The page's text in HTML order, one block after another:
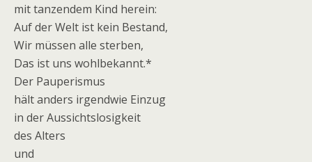
mit tanzendem Kind herein:
Auf der Welt ist kein Bestand,
Wir müssen alle sterben,
Das ist uns wohlbekannt.*
Der Pauperismus
hält anders irgendwie Einzug
in der Aussichtslosigkeit
des Alters
und